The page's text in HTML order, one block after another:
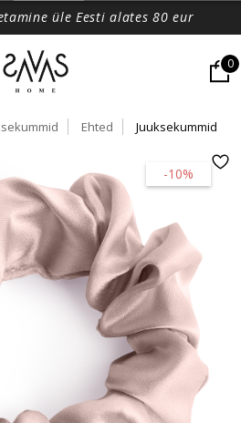
üle Eesti alates 80 eur
0
Ehted Juuksekummid
-10%